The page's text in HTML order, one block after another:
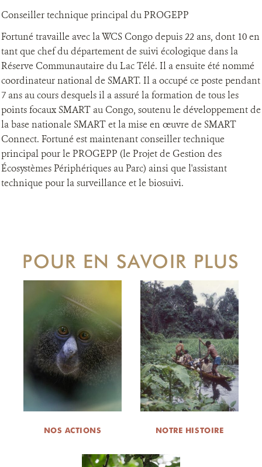
Conseiller technique principal du PROGEPP
Fortuné travaille avec la WCS Congo depuis 22 ans, dont 10 en
tant que chef du département de suivi écologique dans la
Réserve Communautaire du Lac Télé. Il a ensuite été nommé
coordinateur national de SMART. Il a occupé ce poste pendant
7 ans au cours desquels il a assuré la formation de tous les
points focaux SMART au Congo, soutenu le développement de
la base nationale SMART et la mise en œuvre de SMART
Connect. Fortuné est maintenant conseiller technique
principal pour le PROGEPP (le Projet de Gestion des
Écosystèmes Périphériques au Parc) ainsi que l'assistant
technique pour la surveillance et le biosuivi.
POUR EN SAVOIR PLUS
NOS ACTIONS NOTRE HISTOIRE